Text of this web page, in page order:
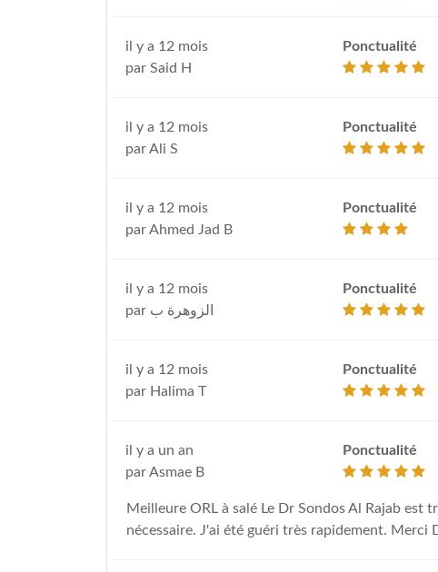
il y a 12 mois
par Said H
Ponctualité
il y a 12 mois
par Ali S
Ponctualité
il y a 12 mois
par Ahmed Jad B
Ponctualité
il y a 12 mois
par الزوهرة ب
Ponctualité
il y a 12 mois
par Halima T
Ponctualité
il y a un an
par Asmae B
Ponctualité
Meilleure ORL à salé Le Dr Sondos Al Rajab est
nécessaire. J'ai été guéri très rapidement. Merci